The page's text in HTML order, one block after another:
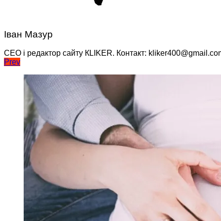
Іван Мазур
CEO і редактор сайту КLIKER. Контакт:
Навігація
записів
Prev